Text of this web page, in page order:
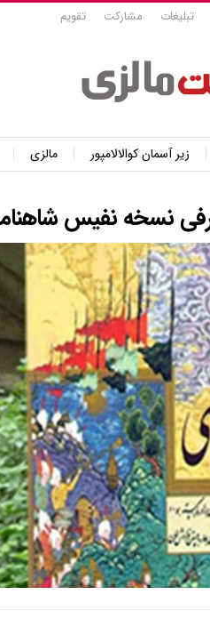
تبلیغات مشارکت تقویم
زیر آسمان کوالالامپور مالزی
نسخه نفیس